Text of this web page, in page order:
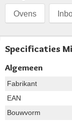
Ovens
Specificaties
Algemeen
Fabrikant
EAN
Bouwvorm